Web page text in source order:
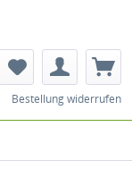
Bestellung widerrufen